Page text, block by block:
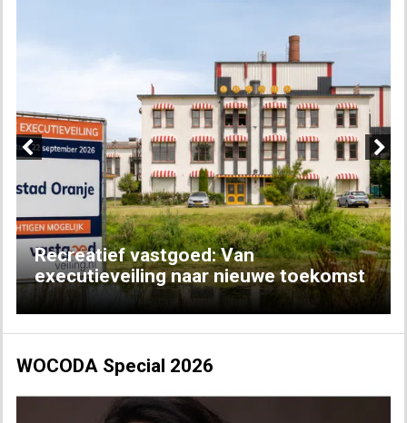
Recreatief vastgoed: Van
executieveiling naar nieuwe toekomst
Next
WOCODA Special 2026